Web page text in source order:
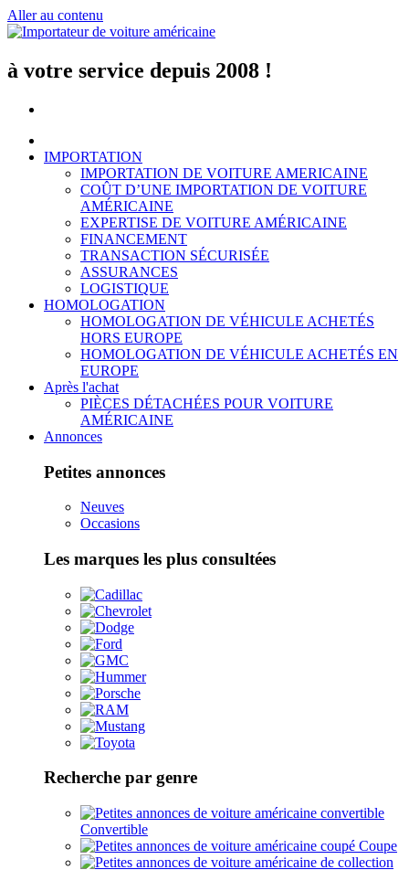
Aller au contenu
à votre service depuis 2008 !
IMPORTATION
IMPORTATION DE VOITURE AMERICAINE
COÛT D’UNE IMPORTATION DE VOITURE
AMÉRICAINE
EXPERTISE DE VOITURE AMÉRICAINE
FINANCEMENT
TRANSACTION SÉCURISÉE
ASSURANCES
LOGISTIQUE
HOMOLOGATION
HOMOLOGATION DE VÉHICULE ACHETÉS
HORS EUROPE
HOMOLOGATION DE VÉHICULE ACHETÉS EN
EUROPE
Après l'achat
PIÈCES DÉTACHÉES POUR VOITURE
AMÉRICAINE
Annonces
Petites annonces
Neuves
Occasions
Les marques les plus consultées
Recherche par genre
Convertible
Coupe